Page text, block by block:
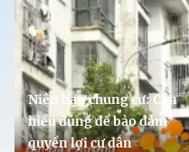
Niên hạn chung cư: Cần
hiểu đúng để bảo đảm
quyền lợi cư dân